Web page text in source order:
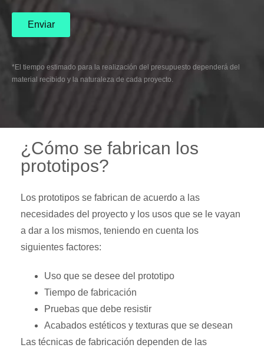
*El tiempo estimado para la realización del presupuesto dependerá del
material recibido y la naturaleza de cada proyecto.
¿Cómo se fabrican los
prototipos?
Los prototipos se fabrican de acuerdo a las
necesidades del proyecto y los usos que se le vayan
a dar a los mismos, teniendo en cuenta los
siguientes factores:
Uso que se desee del prototipo
Tiempo de fabricación
Pruebas que debe resistir
Acabados estéticos y texturas que se desean
Las técnicas de fabricación dependen de las